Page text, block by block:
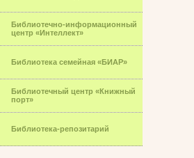
Библиотечно-информационный
центр «Интеллект»
Библиотека семейная «БИАР»
Библиотечный центр «Книжный
порт»
Библиотека-репозитарий